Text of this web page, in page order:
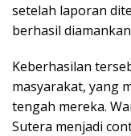
setelah laporan
berhasil
Keberhasilan
masyarakat, yang
tengah mereka.
Sutera menjadi